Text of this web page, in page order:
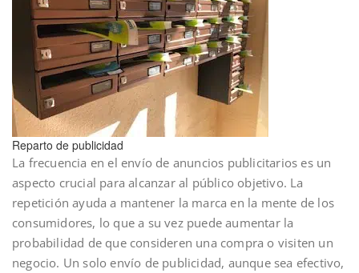
Reparto de publicidad
La frecuencia en el envío de anuncios publicitarios es un
aspecto crucial para alcanzar al público objetivo. La
repetición ayuda a mantener la marca en la mente de los
consumidores, lo que a su vez puede aumentar la
probabilidad de que consideren una compra o visiten un
negocio. Un solo envío de publicidad, aunque sea efectivo,